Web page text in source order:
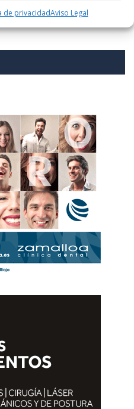
de privacidadAviso Legal
datos de tus comentarios.